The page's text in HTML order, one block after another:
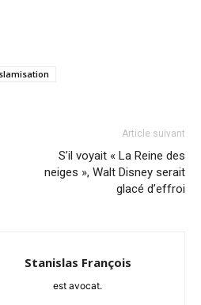
Article suivant
S’il voyait « La Reine des
neiges », Walt Disney serait
glacé d’effroi
Stanislas François
est avocat.